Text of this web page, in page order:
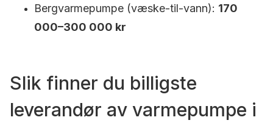
Bergvarmepumpe (væske-til-vann): 170
000–300 000 kr
Slik finner du billigste
leverandør av varmepumpe i